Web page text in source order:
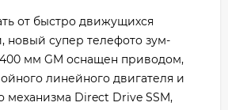
от быстро движущихся
новый супер телефото зум-
400 мм GM оснащен приводом,
линейного двигателя и
механизма Direct Drive SSM,